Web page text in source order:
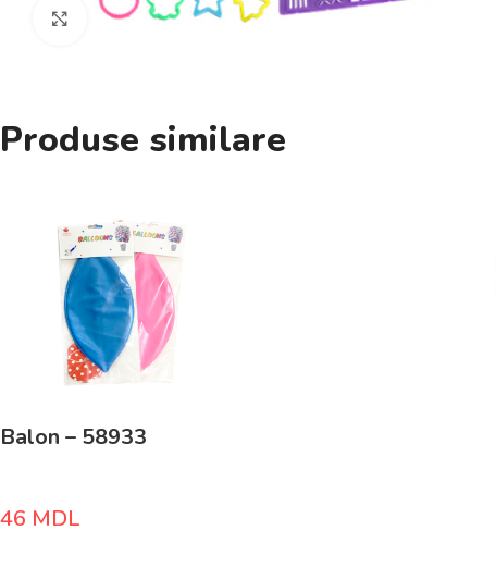
Click pentru a mări
Produse similare
Balon – 58933
46 MDL